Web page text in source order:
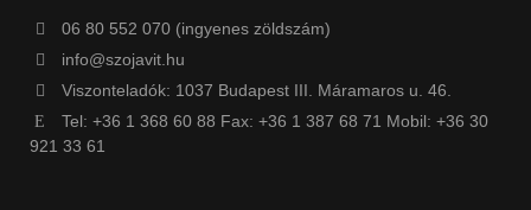
06 80 552 070 (ingyenes zöldszám)
info@szojavit.hu
Viszonteladók: 1037 Budapest III. Máramaros u. 46.
Tel: +36 1 368 60 88 Fax: +36 1 387 68 71 Mobil: +36 30
921 33 61